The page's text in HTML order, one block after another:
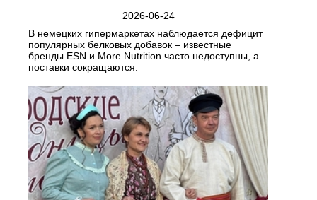
2026-06-24
В немецких гипермаркетах наблюдается дефицит
популярных белковых добавок – известные
бренды ESN и More Nutrition часто недоступны, а
поставки сокращаются.